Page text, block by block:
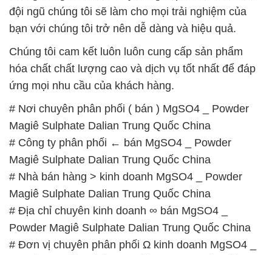
đội ngũ chúng tôi sẽ làm cho mọi trải nghiệm của
bạn với chúng tôi trở nên dễ dàng và hiệu quả.
Chúng tôi cam kết luôn luôn cung cấp sản phẩm
hóa chất chất lượng cao và dịch vụ tốt nhất để đáp
ứng mọi nhu cầu của khách hàng.
# Nơi chuyên phân phối ( bán ) MgSO4 _ Powder
Magiê Sulphate Dalian Trung Quốc China
# Công ty phân phối ← bán MgSO4 _ Powder
Magiê Sulphate Dalian Trung Quốc China
# Nhà bán hàng > kinh doanh MgSO4 _ Powder
Magiê Sulphate Dalian Trung Quốc China
# Địa chỉ chuyên kinh doanh ∞ bán MgSO4 _
Powder Magiê Sulphate Dalian Trung Quốc China
# Đơn vị chuyên phân phối Ω kinh doanh MgSO4 _